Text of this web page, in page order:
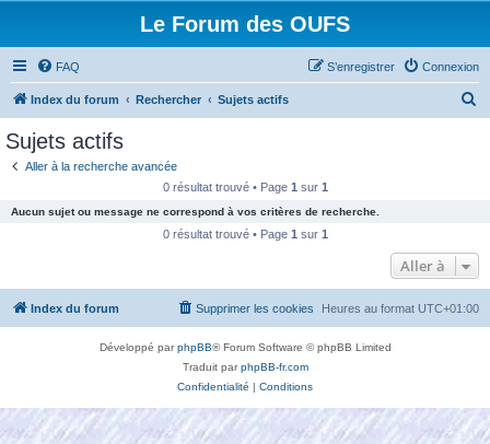
Le Forum des OUFS
FAQ Connexion
S’enregistrer
Index du forum Rechercher Sujets actifs
c
e
Sujets actifs
Aller à la recherche avancée
0 résultat trouvé • Page 1 sur 1
Aucun sujet ou message ne correspond à vos critères de recherche.
0 résultat trouvé • Page 1 sur 1
Aller à
Index du forum Heures au format UTC+01:00
Supprimer les cookies
Développé parphpBB® Forum Software © phpBB Limited
Traduit parphpBB-fr.com
Confidentialité | Conditions